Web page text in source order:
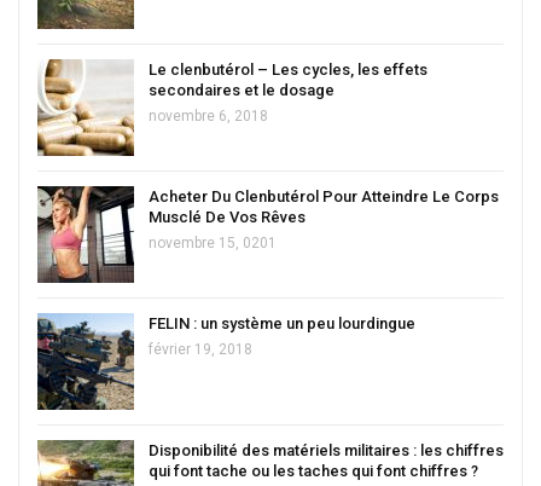
Le clenbutérol – Les cycles, les effets
secondaires et le dosage
novembre 6, 2018
Acheter Du Clenbutérol Pour Atteindre Le Corps
Musclé De Vos Rêves
novembre 15, 0201
FELIN : un système un peu lourdingue
février 19, 2018
Disponibilité des matériels militaires : les chiffres
qui font tache ou les taches qui font chiffres ?